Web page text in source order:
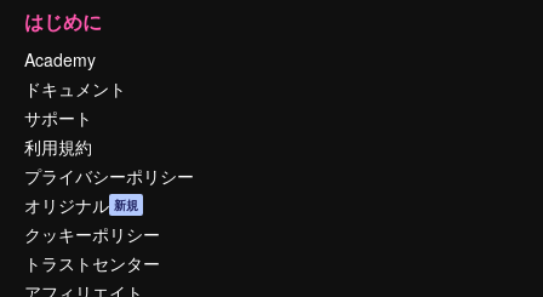
はじめに
Academy
ドキュメント
サポート
利用規約
プライバシーポリシー
オリジナル 新規
クッキーポリシー
トラストセンター
アフィリエイト